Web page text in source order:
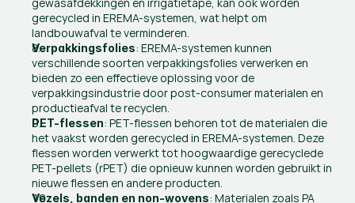
gerecycled in EREMA-systemen, wat helpt om
landbouwafval te verminderen.
Verpakkingsfolies: EREMA-systemen kunnen
verschillende soorten verpakkingsfolies verwerken en
bieden zo een effectieve oplossing voor de
verpakkingsindustrie door post-consumer materialen en
productieafval te recyclen.
PET-flessen: PET-flessen behoren tot de materialen die
het vaakst worden gerecycled in EREMA-systemen. Deze
flessen worden verwerkt tot hoogwaardige gerecyclede
PET-pellets (rPET) die opnieuw kunnen worden gebruikt in
nieuwe flessen en andere producten.
Vezels, banden en non-wovens: Materialen zoals PA